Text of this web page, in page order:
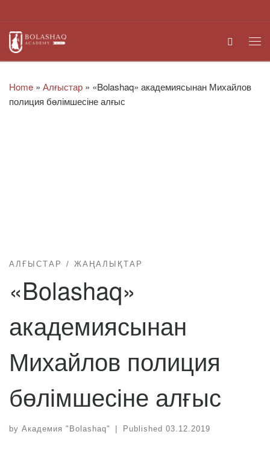
Search
Home » Алғыстар » «Bolashaq» академиясынан Михайлов
полиция бөлімшесіне алғыс
АЛҒЫСТАР ЖАҢАЛЫҚТАР
«Bolashaq»
академиясынан
Михайлов полиция
бөлімшесіне алғыс
by Академия "Bolashaq" | Published 03.12.2019